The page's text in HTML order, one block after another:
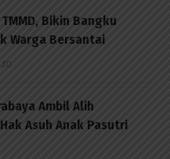
Bikin Bangku
Warga Bersantai
Ambil Alih
Asuh Anak Pasutri